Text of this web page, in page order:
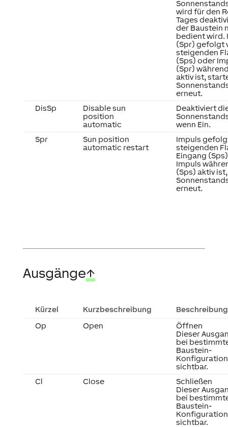
wird für den
Tages
der Baustein
bedient wird.
(Spr) gefolgt
steigenden
(Sps) oder
(Spr)
aktiv ist,
erneut.
DisSp
Disable sun
position
automatic
Deaktiviert
wenn Ein.
Spr
Sun position
automatic restart
Impuls
steigenden
Eingang
Impuls
(Sps) aktiv
erneut.
Ausgänge↑
Kürzel Kurzbeschreibung
Beschreibung
Op
Open
Öffnen
Dieser
bei
Baustein-
sichtbar.
Cl
Close
Schließen
Dieser
bei
Baustein-
sichtbar.